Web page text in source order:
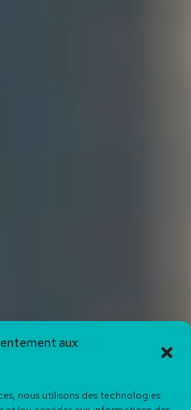
aux
nous utilisons des technologies